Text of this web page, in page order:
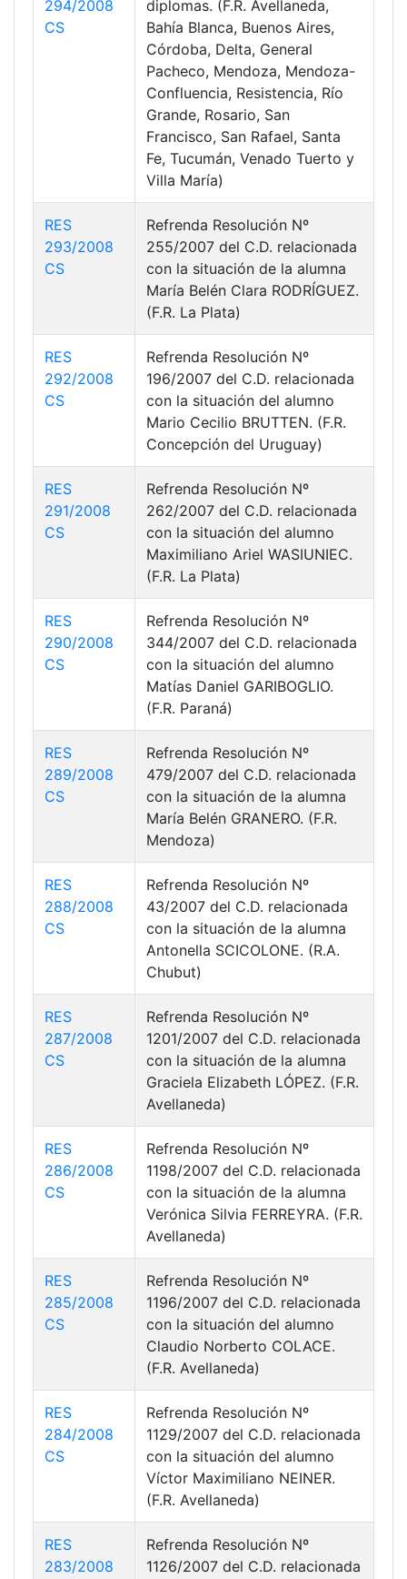
294/2008
CS
diplomas. (F.R. Avellaneda,
Bahía Blanca, Buenos Aires,
Córdoba, Delta, General
Pacheco, Mendoza, Mendoza-
Confluencia, Resistencia, Río
Grande, Rosario, San
Francisco, San Rafael, Santa
Fe, Tucumán, Venado Tuerto y
Villa María)
RES
293/2008
CS
Refrenda Resolución Nº
255/2007 del C.D. relacionada
con la situación de la alumna
María Belén Clara RODRÍGUEZ.
(F.R. La Plata)
RES
292/2008
CS
Refrenda Resolución Nº
196/2007 del C.D. relacionada
con la situación del alumno
Mario Cecilio BRUTTEN. (F.R.
Concepción del Uruguay)
RES
291/2008
CS
Refrenda Resolución Nº
262/2007 del C.D. relacionada
con la situación del alumno
Maximiliano Ariel WASIUNIEC.
(F.R. La Plata)
RES
290/2008
CS
Refrenda Resolución Nº
344/2007 del C.D. relacionada
con la situación del alumno
Matías Daniel GARIBOGLIO.
(F.R. Paraná)
RES
289/2008
CS
Refrenda Resolución Nº
479/2007 del C.D. relacionada
con la situación de la alumna
María Belén GRANERO. (F.R.
Mendoza)
RES
288/2008
CS
Refrenda Resolución Nº
43/2007 del C.D. relacionada
con la situación de la alumna
Antonella SCICOLONE. (R.A.
Chubut)
RES
287/2008
CS
Refrenda Resolución Nº
1201/2007 del C.D. relacionada
con la situación de la alumna
Graciela Elizabeth LÓPEZ. (F.R.
Avellaneda)
RES
286/2008
CS
Refrenda Resolución Nº
1198/2007 del C.D. relacionada
con la situación de la alumna
Verónica Silvia FERREYRA. (F.R.
Avellaneda)
RES
285/2008
CS
Refrenda Resolución Nº
1196/2007 del C.D. relacionada
con la situación del alumno
Claudio Norberto COLACE.
(F.R. Avellaneda)
RES
284/2008
CS
Refrenda Resolución Nº
1129/2007 del C.D. relacionada
con la situación del alumno
Víctor Maximiliano NEINER.
(F.R. Avellaneda)
RES
283/2008
Refrenda Resolución Nº
1126/2007 del C.D. relacionada